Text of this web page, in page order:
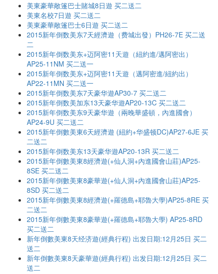
美東豪華敞篷巴士賭城8日遊 买二送二
美東名校7日遊 买二送二
美東豪華敞篷巴士6日遊 买二送二
2015新年倒数美东7天經濟遊（费城出發）PH26-7E 买二送
二
2015新年倒数美东+迈阿密11天遊（紐約進/邁阿密出）
AP25-11NM 买二送一
2015新年倒数美东+迈阿密11天遊（邁阿密進/紐約出）
AP22-11MN 买二送一
2015新年倒数美东7天豪华遊AP30-7 买二送二
2015新年倒数美加东13天豪华遊AP20-13C 买二送二
2015新年倒数美东9天豪华遊（兩晚華盛頓，內進國會）
AP24-9U 买二送二
2015新年倒數美東6天經濟遊 (紐約+华盛顿DC)AP27-6JE 买
二送二
2015新年倒数美东13天豪华遊AP20-13R 买二送二
2015新年倒數美東8經濟遊(+仙人洞+內進國會山莊)AP25-
8SE 买二送二
2015新年倒數美東8豪華遊(+仙人洞+內進國會山莊)AP25-
8SD 买二送二
2015新年倒數美東8經濟遊(+羅德島+耶魯大學)AP25-8RE 买
二送二
2015新年倒數美東8豪華遊(+羅德島+耶魯大學) AP25-8RD
买二送二
新年倒數美東8天经济遊(經典行程) 出发日期:12月25日 买二
送二
新年倒數美東8天豪華遊(經典行程) 出发日期:12月25日 买二
送二